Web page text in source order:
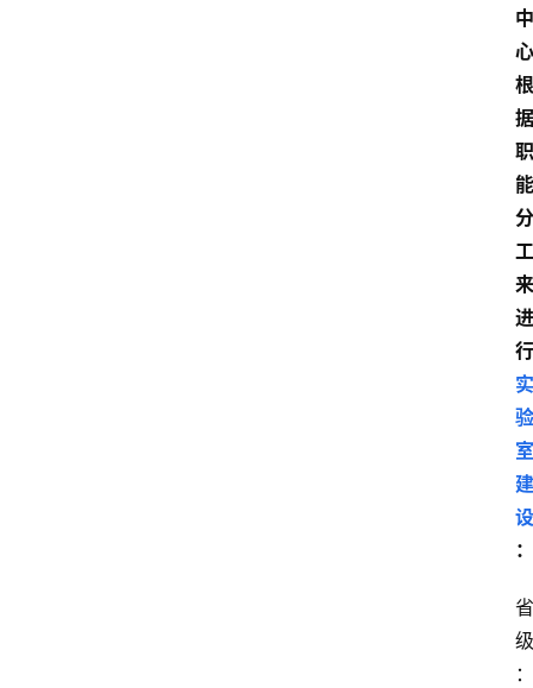
中
心
根
据
职
能
分
工
来
进
行
实
验
室
建
设
：
省
级
：